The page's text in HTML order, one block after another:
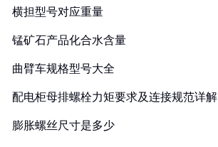
横担型号对应重量
锰矿石产品化合水含量
曲臂车规格型号大全
配电柜母排螺栓力矩要求及连接规范详解
膨胀螺丝尺寸是多少